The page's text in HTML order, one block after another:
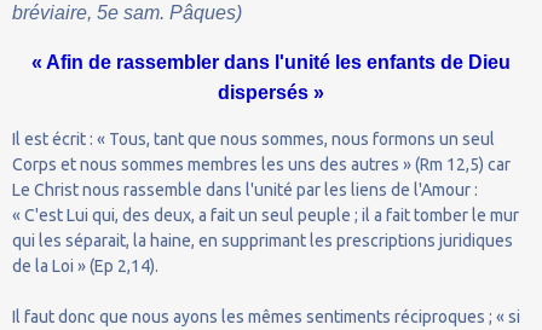
bréviaire, 5e sam. Pâques)
« Afin de rassembler dans l'unité les enfants de Dieu
dispersés »
Il est écrit : « Tous, tant que nous sommes, nous formons un seul
Corps et nous sommes membres les uns des autres » (Rm 12,5) car
Le Christ nous rassemble dans l'unité par les liens de l'Amour :
« C'est Lui qui, des deux, a fait un seul peuple ; il a fait tomber le mur
qui les séparait, la haine, en supprimant les prescriptions juridiques
de la Loi » (Ep 2,14).
Il faut donc que nous ayons les mêmes sentiments réciproques ; « si